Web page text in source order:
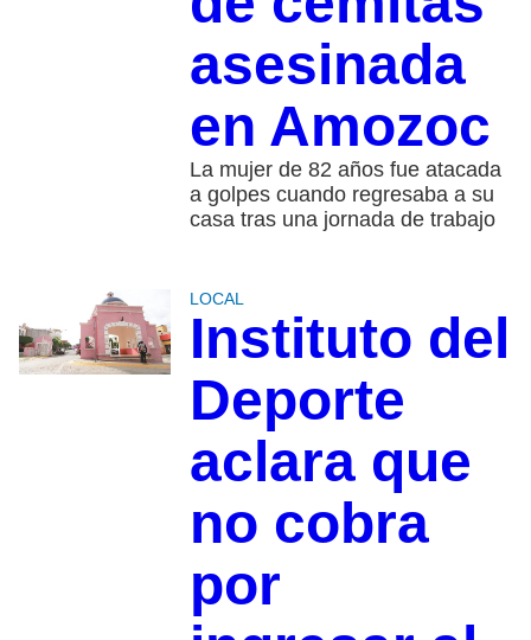
asesinada
en Amozoc
La mujer de 82 años fue atacada
a golpes cuando regresaba a su
casa tras una jornada de trabajo
LOCAL
Instituto del
Deporte
aclara que
no cobra
por